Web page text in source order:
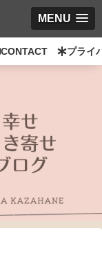
MENU
CONTACT プライ